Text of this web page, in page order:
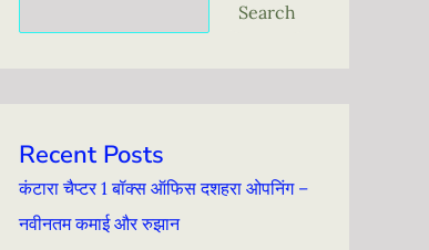
Search
Recent Posts
कंटारा चैप्टर 1 बॉक्स ऑफिस दशहरा ओपनिंग –
नवीनतम कमाई और रुझान